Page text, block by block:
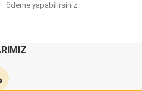
ödeme yapabilirsiniz.